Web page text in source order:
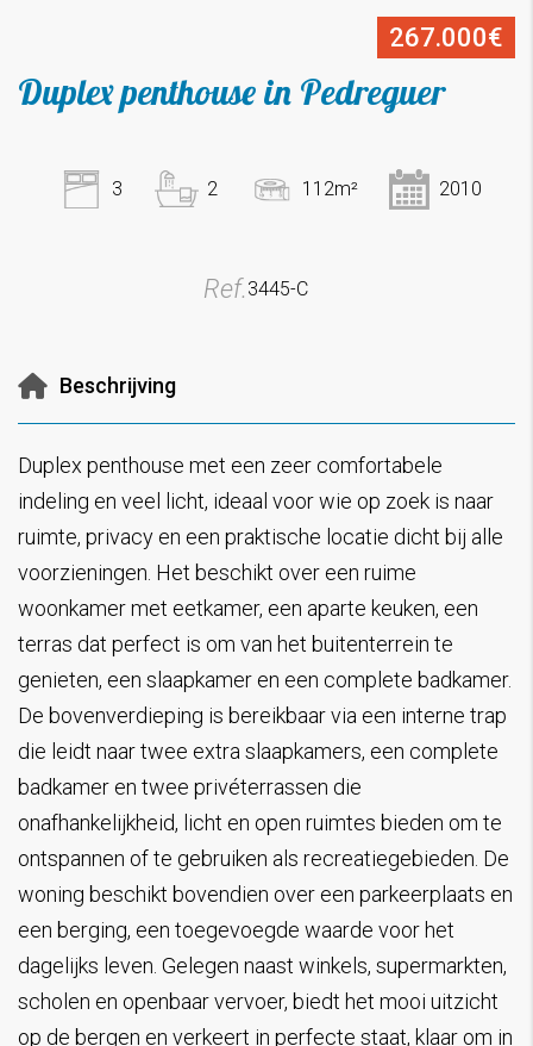
267.000€
Duplex penthouse in Pedreguer
3 2 112m² 2010
Ref. 3445-C
Beschrijving
Duplex penthouse met een zeer comfortabele
indeling en veel licht, ideaal voor wie op zoek is naar
ruimte, privacy en een praktische locatie dicht bij alle
voorzieningen. Het beschikt over een ruime
woonkamer met eetkamer, een aparte keuken, een
terras dat perfect is om van het buitenterrein te
genieten, een slaapkamer en een complete badkamer.
De bovenverdieping is bereikbaar via een interne trap
die leidt naar twee extra slaapkamers, een complete
badkamer en twee privéterrassen die
onafhankelijkheid, licht en open ruimtes bieden om te
ontspannen of te gebruiken als recreatiegebieden. De
woning beschikt bovendien over een parkeerplaats en
een berging, een toegevoegde waarde voor het
dagelijks leven. Gelegen naast winkels, supermarkten,
scholen en openbaar vervoer, biedt het mooi uitzicht
op de bergen en verkeert in perfecte staat, klaar om in